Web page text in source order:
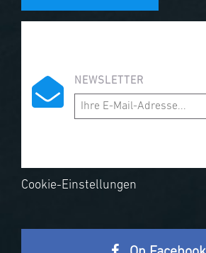
NEWSLETTER
Cookie-Einstellungen